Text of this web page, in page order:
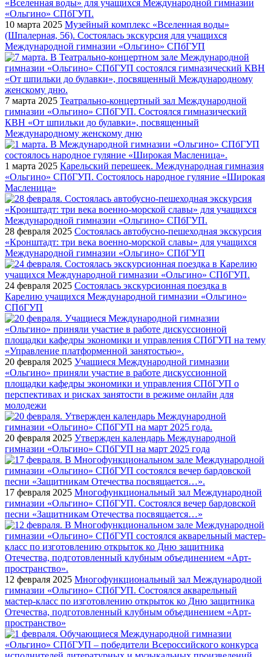
10 марта 2025 Музейный комплекс «Вселенная воды»
(Шпалерная, 56). Состоялась экскурсия для учащихся
Международной гимназии «Ольгино» СПбГУП
7 марта 2025 Театрально-концертный зал Международной
гимназии «Ольгино» СПбГУП. Состоялся гимназический
КВН «От шпильки до булавки», посвященный
Международному женскому дню
1 марта 2025 Карельский перешеек. Международная гимназия
«Ольгино» СПбГУП. Состоялось народное гуляние «Широкая
Масленица»
28 февраля 2025 Состоялась автобусно-пешеходная экскурсия
«Кронштадт: три века военно-морской славы» для учащихся
Международной гимназии «Ольгино» СПбГУП
24 февраля 2025 Состоялась экскурсионная поездка в
Карелию учащихся Международной гимназии «Ольгино»
СПбГУП
20 февраля 2025 Учащиеся Международной гимназии
«Ольгино» приняли участие в работе дискуссионной
площадки кафедры экономики и управления СПбГУП о
перспективах и рисках занятости в режиме онлайн для
молодежи
20 февраля 2025 Утвержден календарь Международной
гимназии «Ольгино» СПбГУП на март 2025 года
17 февраля 2025 Многофункциональный зал Международной
гимназии «Ольгино» СПбГУП. Состоялся вечер бардовской
песни «Защитникам Отечества посвящается…»
12 февраля 2025 Многофункциональный зал Международной
гимназии «Ольгино» СПбГУП. Состоялся акварельный
мастер-класс по изготовлению открыток ко Дню защитника
Отечества, подготовленный клубным объединением «Арт-
пространство»